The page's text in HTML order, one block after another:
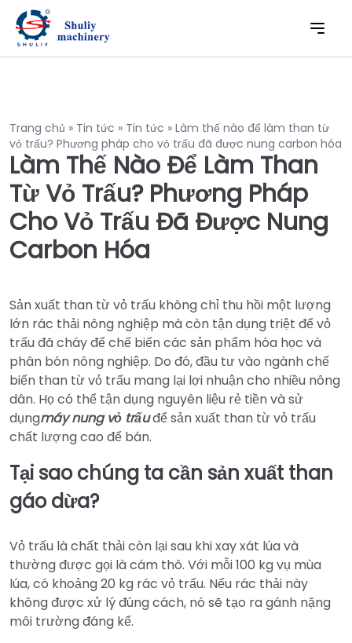
Trang chủ » Tin tức » Tin tức » Làm thế nào để làm than từ
vỏ trấu? Phương pháp cho vỏ trấu đã được nung carbon hóa
Làm Thế Nào Để Làm Than
Từ Vỏ Trấu? Phương Pháp
Cho Vỏ Trấu Đã Được Nung
Carbon Hóa
Sản xuất than từ vỏ trấu không chỉ thu hồi một lượng
lớn rác thải nông nghiệp mà còn tận dụng triệt để vỏ
trấu đã cháy để chế biến các sản phẩm hóa học và
phân bón nông nghiệp. Do đó, đầu tư vào ngành chế
biến than từ vỏ trấu mang lại lợi nhuận cho nhiều nông
dân. Họ có thể tận dụng nguyên liệu rẻ tiền và sử
dụngmáy nung vỏ trấuđể sản xuất than từ vỏ trấu
chất lượng cao để bán.
Tại sao chúng ta cần sản xuất than
gáo dừa?
Vỏ trấu là chất thải còn lại sau khi xay xát lúa và
thường được gọi là cám thô. Với mỗi 100 kg vụ mùa
lúa, có khoảng 20 kg rác vỏ trấu. Nếu rác thải này
không được xử lý đúng cách, nó sẽ tạo ra gánh nặng
môi trường đáng kể.